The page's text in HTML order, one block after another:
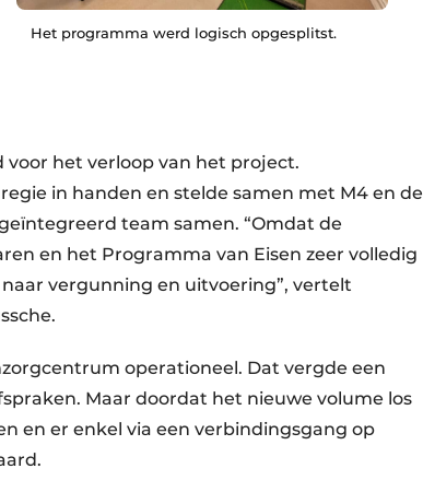
Het programma werd logisch opgesplitst.
voor het verloop van het project.
in handen en stelde samen met M4 en de
team samen. “Omdat de
en het Programma van Eisen zeer volledig
vergunning en uitvoering”, vertelt
operationeel. Dat vergde een
Maar doordat het nieuwe volume los
en er enkel via een verbindingsgang op